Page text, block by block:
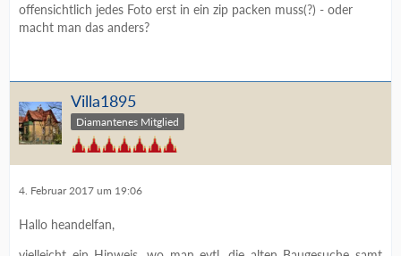
offensichtlich jedes Foto erst in ein zip packen muss(?) - oder
macht man das anders?
Villa1895
Diamantenes Mitglied
4. Februar 2017 um 19:06
Hallo heandelfan,